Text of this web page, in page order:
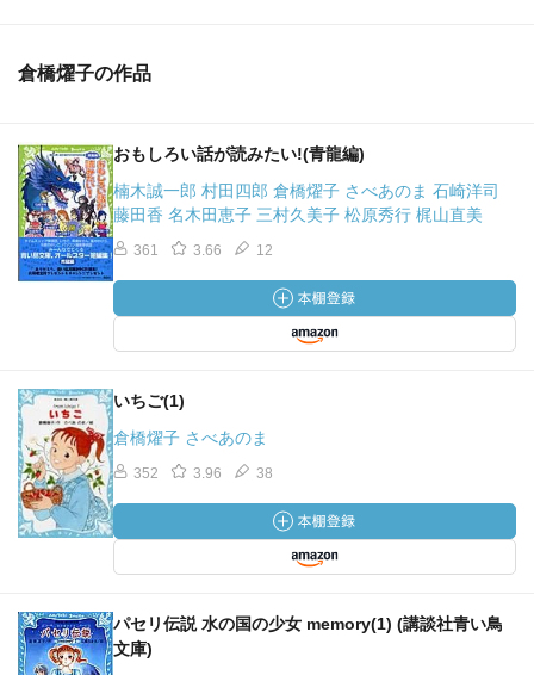
倉橋燿子の作品
おもしろい話が読みたい!(青龍編)
楠木誠一郎 村田四郎 倉橋燿子 さべあのま 石崎洋司
藤田香 名木田恵子 三村久美子 松原秀行 梶山直美
361 3.66 12
いちご(1)
倉橋燿子 さべあのま
352 3.96 38
パセリ伝説 水の国の少女 memory(1) (講談社青い鳥
文庫)